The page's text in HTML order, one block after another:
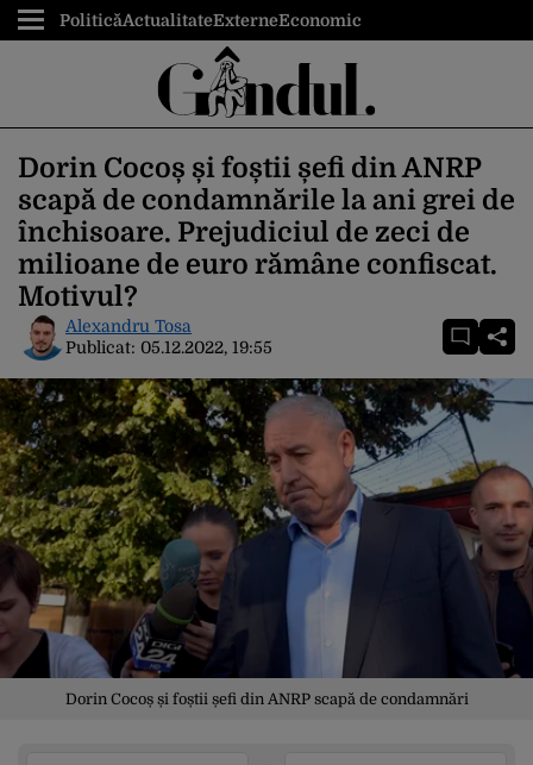
PoliticăActualitateExterneEconomic
Dorin Cocoș și foștii șefi din ANRP
scapă de condamnările la ani grei de
închisoare. Prejudiciul de zeci de
milioane de euro rămâne confiscat.
Motivul?
Alexandru Tosa
Publicat: 05.12.2022, 19:55
Dorin Cocoș și foștii șefi din ANRP scapă de condamnări